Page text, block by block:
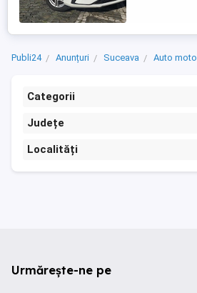
Publi24 Anunțuri Suceava Auto moto
Categorii
Județe
Localități
Urmărește-ne pe